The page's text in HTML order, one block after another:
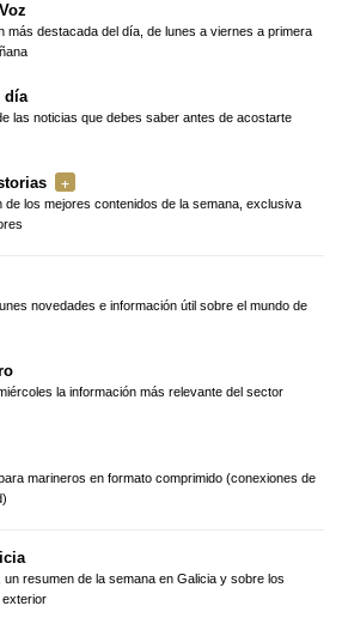
más destacada del día, de lunes a viernes a primera
día
las noticias que debes saber antes de acostarte
de los mejores contenidos de la semana, exclusiva
novedades e información útil sobre el mundo de
la información más relevante del sector
marineros en formato comprimido (conexiones de
un resumen de la semana en Galicia y sobre los
exterior